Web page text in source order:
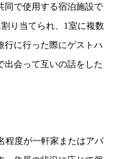
同で使用する宿泊施設で
り当てられ、1室に複数
行に行った際にゲストハ
出会って互いの話をした
程度が一軒家またはアパ